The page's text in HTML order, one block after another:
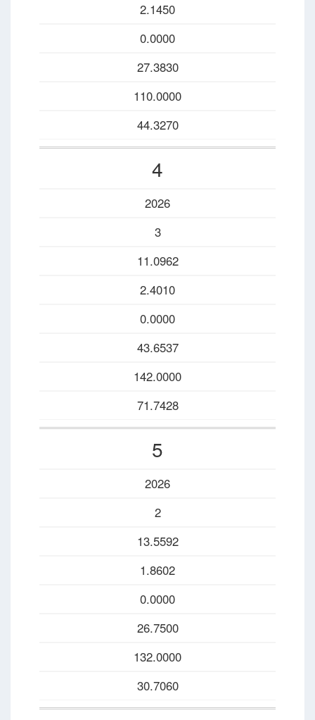
2.1450
0.0000
27.3830
110.0000
44.3270
4
2026
3
11.0962
2.4010
0.0000
43.6537
142.0000
71.7428
5
2026
2
13.5592
1.8602
0.0000
26.7500
132.0000
30.7060